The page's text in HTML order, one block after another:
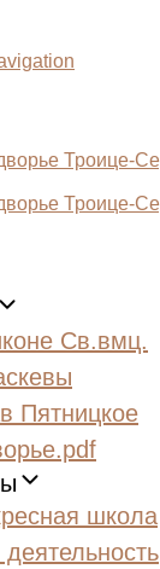
Св.вмц.
Пятницкое
школа